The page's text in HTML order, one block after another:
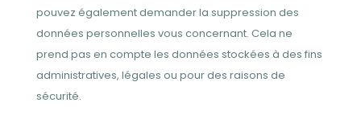
pouvez également demander la suppression des
données personnelles vous concernant. Cela ne
prend pas en compte les données stockées à des fins
administratives, légales ou pour des raisons de
sécurité.